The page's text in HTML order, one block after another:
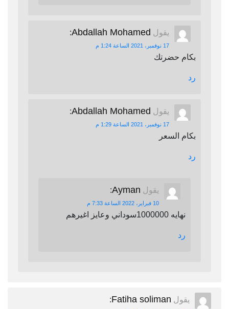
يقول Abdallah Mohamed
:
17 نوفمبر، 2021 الساعة 1:24 م
بكام حضرتك
رد
يقول Abdallah Mohamed
:
17 نوفمبر، 2021 الساعة 1:29 م
بكام السعر
رد
يقول Ayman
:
10 فبراير، 2022 الساعة 7:33 م
نهايه 1000000سوداني وعايز اغيرهم
رد
يقول Fatiha soliman
: